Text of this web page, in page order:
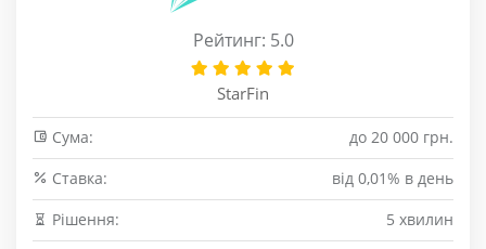
Рейтинг: 5.0
StarFin
Сума:
до 20 000 грн.
Cтавка:
від 0,01% в день
Рішення:
5 хвилин